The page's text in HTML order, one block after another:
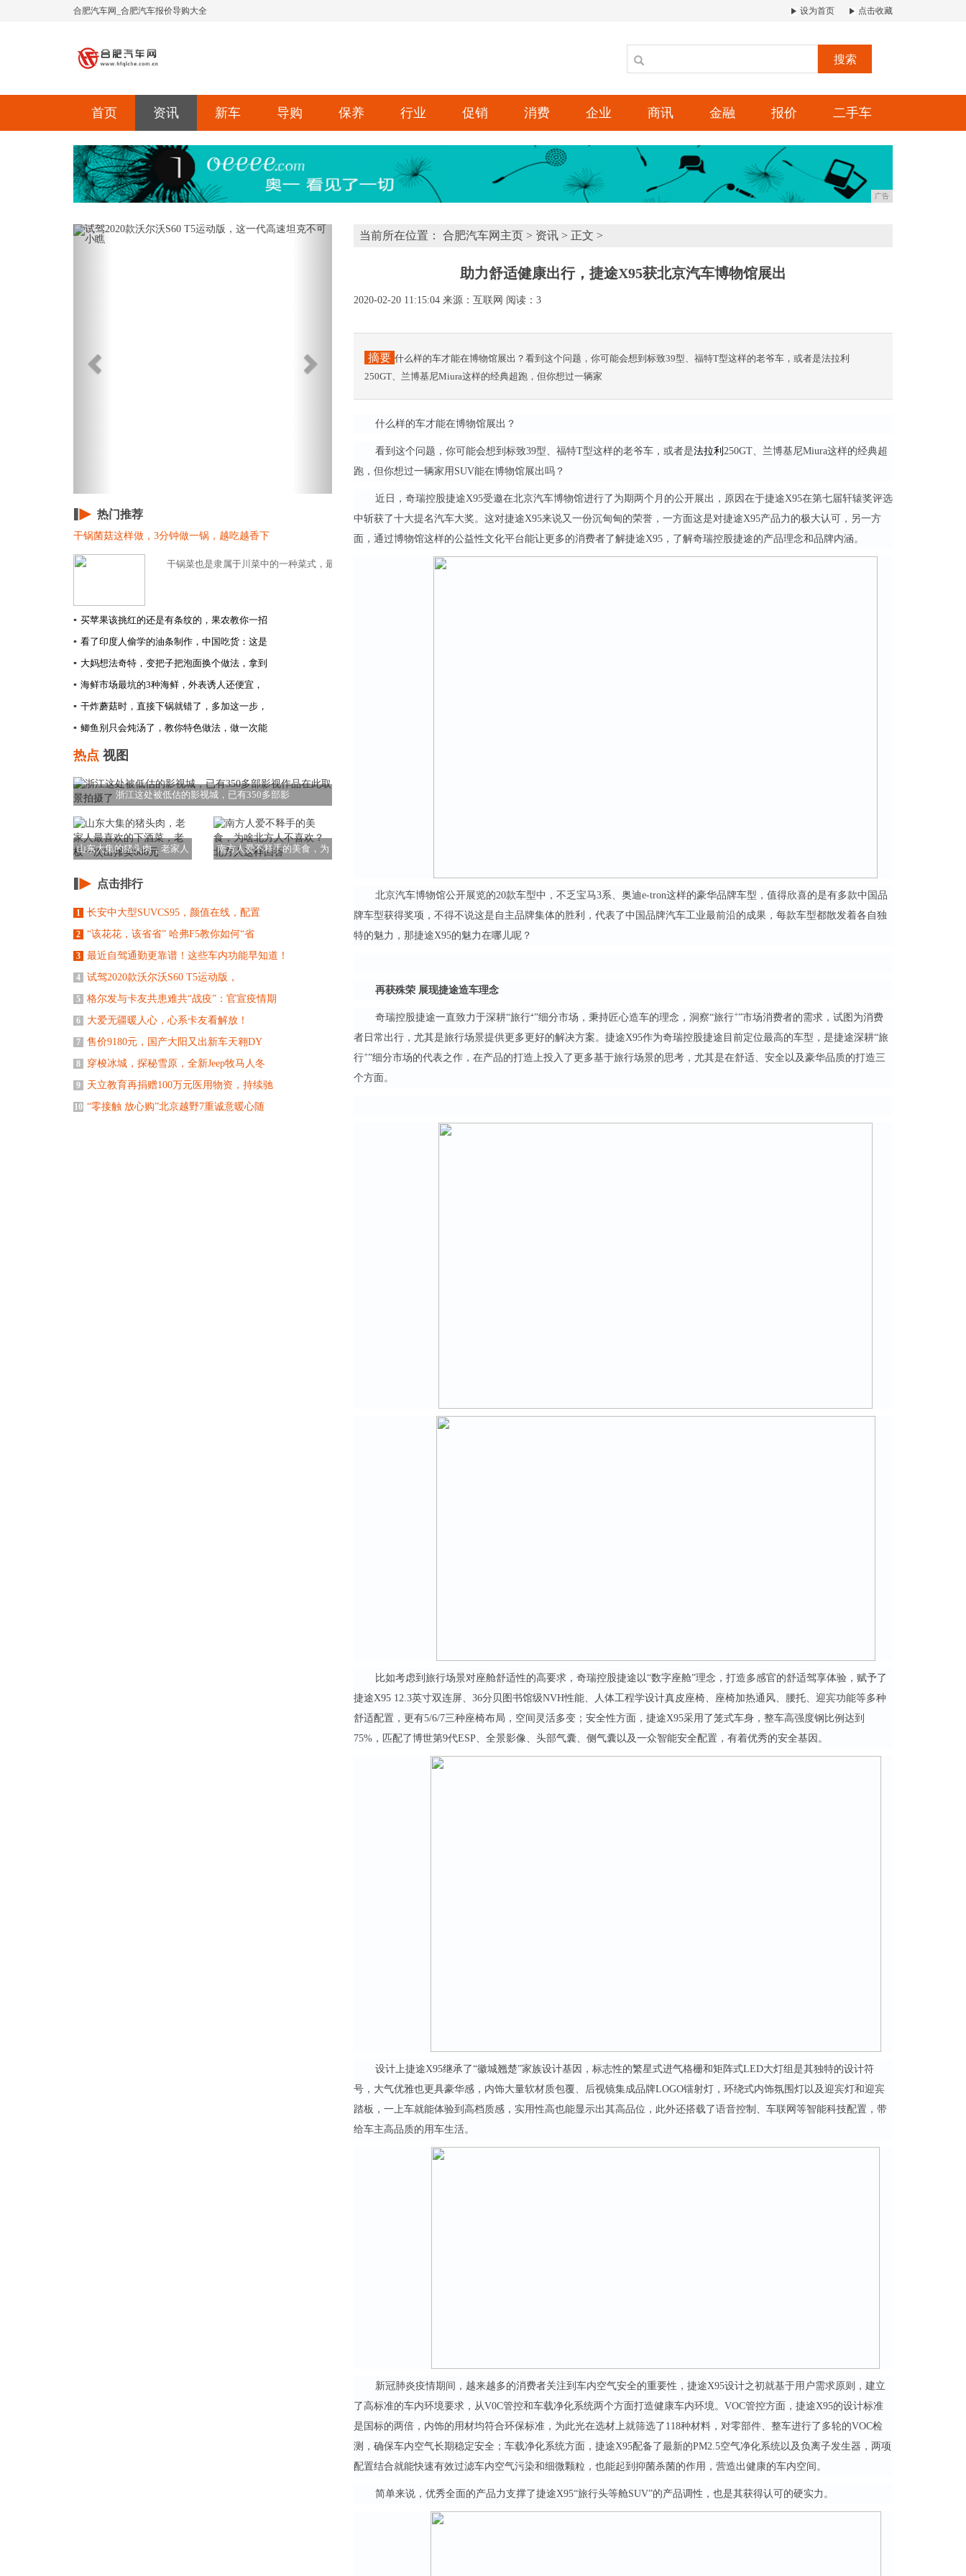
合肥汽车网_合肥汽车报价导购大全 设为首页 点击收藏
搜索
首页 资讯 新车 导购 保养 行业 促销 消费 企业 商讯 金融 报价 二手车
广告
Previous Next
热门推荐
干锅菌菇这样做，3分钟做一锅，越吃越香下
干锅菜也是隶属于川菜中的一种菜式，最先干锅菜的形式是在厨房里将菜炒好，装入生...
▪ 买苹果该挑红的还是有条纹的，果农教你一招
▪ 看了印度人偷学的油条制作，中国吃货：这是
▪ 大妈想法奇特，变把子把泡面换个做法，拿到
▪ 海鲜市场最坑的3种海鲜，外表诱人还便宜，
▪ 干炸蘑菇时，直接下锅就错了，多加这一步，
▪ 鲫鱼别只会炖汤了，教你特色做法，做一次能
热点 视图
浙江这处被低估的影视城，已有350多部影
山东大集的猪头肉，老家人
南方人爱不释手的美食，为
点击排行
1 长安中大型SUVCS95，颜值在线，配置
2 “该花花，该省省” 哈弗F5教你如何“省
3 最近自驾通勤更靠谱！这些车内功能早知道！
4 试驾2020款沃尔沃S60 T5运动版，
5 格尔发与卡友共患难共“战疫”：官宣疫情期
6 大爱无疆暖人心，心系卡友看解放！
7 售价9180元，国产大阳又出新车天翱DY
8 穿梭冰城，探秘雪原，全新Jeep牧马人冬
9 天立教育再捐赠100万元医用物资，持续驰
10 “零接触 放心购”北京越野7重诚意暖心随
当前所在位置： 合肥汽车网主页 > 资讯 > 正文 >
助力舒适健康出行，捷途X95获北京汽车博物馆展出
2020-02-20 11:15:04 来源：互联网 阅读：3
摘要 什么样的车才能在博物馆展出？看到这个问题，你可能会想到标致39型、福特T型这样的老爷车，或者是法拉利
250GT、兰博基尼Miura这样的经典超跑，但你想过一辆家
什么样的车才能在博物馆展出？
看到这个问题，你可能会想到标致39型、福特T型这样的老爷车，或者是法拉利 250GT、兰博基尼Miura这样的经典超
跑，但你想过一辆家用SUV能在博物馆展出吗？
近日，奇瑞控股捷途X95受邀在北京汽车博物馆进行了为期两个月的公开展出，原因在于捷途X95在第七届轩辕奖评选
中斩获了十大提名汽车大奖。这对捷途X95来说又一份沉甸甸的荣誉，一方面这是对捷途X95产品力的极大认可，另一方
面，通过博物馆这样的公益性文化平台能让更多的消费者了解捷途X95，了解奇瑞控股捷途的产品理念和品牌内涵。
北京汽车博物馆公开展览的20款车型中，不乏宝马3系、奥迪e-tron这样的豪华品牌车型，值得欣喜的是有多款中国品
牌车型获得奖项，不得不说这是自主品牌集体的胜利，代表了中国品牌汽车工业最前沿的成果，每款车型都散发着各自独
特的魅力，那捷途X95的魅力在哪儿呢？
再获殊荣 展现捷途造车理念
奇瑞控股捷途一直致力于深耕“旅行⁺”细分市场，秉持匠心造车的理念，洞察“旅行+”市场消费者的需求，试图为消费
者日常出行，尤其是旅行场景提供更多更好的解决方案。捷途X95作为奇瑞控股捷途目前定位最高的车型，是捷途深耕“旅
行+”细分市场的代表之作，在产品的打造上投入了更多基于旅行场景的思考，尤其是在舒适、安全以及豪华品质的打造三
个方面。
比如考虑到旅行场景对座舱舒适性的高要求，奇瑞控股捷途以“数字座舱”理念，打造多感官的舒适驾享体验，赋予了
捷途X95 12.3英寸双连屏、36分贝图书馆级NVH性能、人体工程学设计真皮座椅、座椅加热通风、腰托、迎宾功能等多种
舒适配置，更有5/6/7三种座椅布局，空间灵活多变；安全性方面，捷途X95采用了笼式车身，整车高强度钢比例达到
75%，匹配了博世第9代ESP、全景影像、头部气囊、侧气囊以及一众智能安全配置，有着优秀的安全基因。
设计上捷途X95继承了“徽城翘楚”家族设计基因，标志性的繁星式进气格栅和矩阵式LED大灯组是其独特的设计符
号，大气优雅也更具豪华感，内饰大量软材质包覆、后视镜集成品牌LOGO镭射灯，环绕式内饰氛围灯以及迎宾灯和迎宾
踏板，一上车就能体验到高档质感，实用性高也能显示出其高品位，此外还搭载了语音控制、车联网等智能科技配置，带
给车主高品质的用车生活。
新冠肺炎疫情期间，越来越多的消费者关注到车内空气安全的重要性，捷途X95设计之初就基于用户需求原则，建立
了高标准的车内环境要求，从V0C管控和车载净化系统两个方面打造健康车内环境。VOC管控方面，捷途X95的设计标准
是国标的两倍，内饰的用材均符合环保标准，为此光在选材上就筛选了118种材料，对零部件、整车进行了多轮的VOC检
测，确保车内空气长期稳定安全；车载净化系统方面，捷途X95配备了最新的PM2.5空气净化系统以及负离子发生器，两项
配置结合就能快速有效过滤车内空气污染和细微颗粒，也能起到抑菌杀菌的作用，营造出健康的车内空间。
简单来说，优秀全面的产品力支撑了捷途X95“旅行头等舱SUV”的产品调性，也是其获得认可的硬实力。